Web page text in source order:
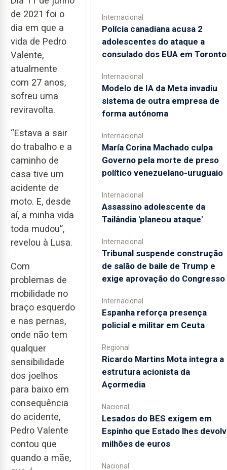
de 2021 foi o
dia em que a
vida de Pedro
Valente,
atualmente
com 27 anos,
sofreu uma
reviravolta.
“Estava a sair
do trabalho e a
caminho de
casa tive um
acidente de
moto. E, desde
aí, a minha vida
toda mudou”,
revelou à Lusa.
Com
problemas de
mobilidade no
braço esquerdo
e nas pernas,
onde não tem
qualquer
sensibilidade
dos joelhos
para baixo em
consequência
do acidente,
Pedro Valente
contou que
quando a mãe,
Internacional
Polícia canadiana acusa 2
adolescentes do ataque a
consulado dos EUA em Toronto
Internacional
Modelo de IA da Meta invadiu
sistema de outra empresa de
forma autónoma
Internacional
María Corina Machado culpa
Governo pela morte de preso
político venezuelano-uruguaio
Internacional
Assassino adolescente da
Tailândia 'planeou ataque'
Internacional
Tribunal suspende construção
de salão de baile de Trump e
exige aprovação do Congresso
Internacional
Espanha reforça presença
policial e militar em Ceuta
Regional
Ricardo Martins Mota integra a
estrutura acionista da
Açormedia
Nacional
Lesados do BES exigem em
Espinho que Estado lhes
milhões de euros
Nacional